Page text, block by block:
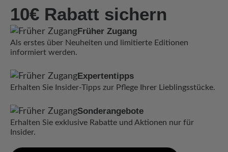
10€ Rabatt sichern
Früher Zugang
Als erstes über Neuheiten und limitierte Editionen
informiert werden.
Expertentipps
Erhalten Sie Insider-Tipps zur Pflege Ihrer Lieblingsstücke.
Sonderangebote
Erhalten Sie exklusive Rabatte und Aktionen nur für
Insider.